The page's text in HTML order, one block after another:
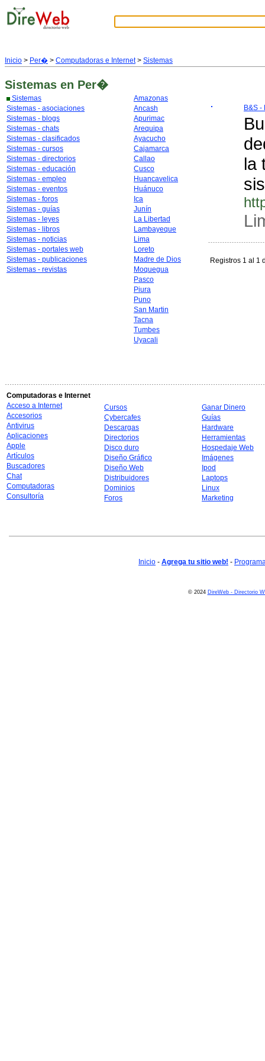
Inicio > Per� > Computadoras e Internet> Sistemas
Sistemas en Per�
Sistemas
Sistemas - asociaciones
Sistemas - blogs
Sistemas - chats
Sistemas - clasificados
Sistemas - cursos
Sistemas - directorios
Sistemas - educación
Sistemas - empleo
Sistemas - eventos
Sistemas - foros
Sistemas - guías
Sistemas - leyes
Sistemas - libros
Sistemas - noticias
Sistemas - portales web
Sistemas - publicaciones
Sistemas - revistas
Amazonas
Ancash
Apurimac
Arequipa
Ayacucho
Cajamarca
Callao
Cusco
Huancavelica
Huánuco
Ica
Junín
La Libertad
Lambayeque
Lima
Loreto
Madre de Dios
Moquegua
Pasco
Piura
Puno
San Martin
Tacna
Tumbes
Uyacali
B&S -
la
Registros 1 al 1
Computadoras e Internet
Acceso a Internet
Accesorios
Antivirus
Aplicaciones
Apple
Artículos
Buscadores
Chat
Computadoras
Consultoría
Cursos
Cybercafes
Descargas
Directorios
Disco duro
Diseño Gráfico
Diseño Web
Distribuidores
Dominios
Foros
Ganar Dinero
Guías
Hardware
Herramientas
Hospedaje Web
Imágenes
Ipod
Laptops
Linux
Marketing
Inicio - Agrega tu sitio web! -
© 2024 DireWeb - Directorio